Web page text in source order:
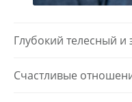
Глубокий телесный
Счастливые